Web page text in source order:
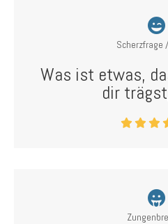
Scherzfrage
Was ist etwas,
dir